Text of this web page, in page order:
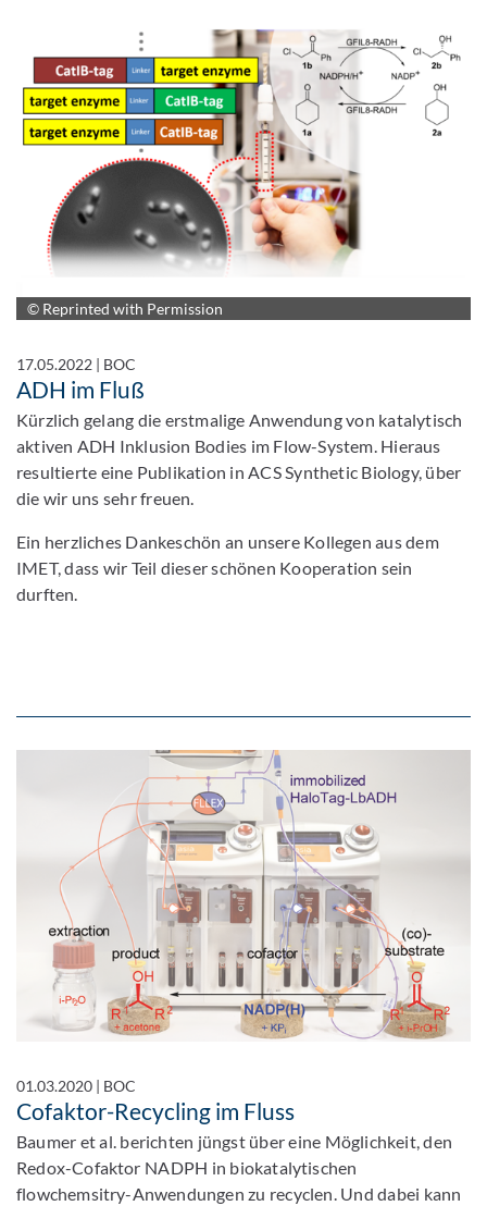
© Reprinted with Permission
17.05.2022 | BOC
ADH im Fluß
Kürzlich gelang die erstmalige Anwendung von katalytisch
aktiven ADH Inklusion Bodies im Flow-System. Hieraus
resultierte eine Publikation in ACS Synthetic Biology, über
die wir uns sehr freuen.
Ein herzliches Dankeschön an unsere Kollegen aus dem
IMET, dass wir Teil dieser schönen Kooperation sein
durften.
01.03.2020 | BOC
Cofaktor-Recycling im Fluss
Baumer et al. berichten jüngst über eine Möglichkeit, den
Redox-Cofaktor NADPH in biokatalytischen
flowchemsitry-Anwendungen zu recyclen. Und dabei kann